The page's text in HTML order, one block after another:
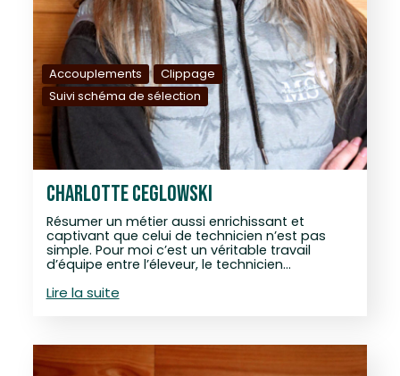
Accouplements
Clippage
Suivi schéma de sélection
CHARLOTTE CEGLOWSKI
Résumer un métier aussi enrichissant et
captivant que celui de technicien n’est pas
simple. Pour moi c’est un véritable travail
d’équipe entre l’éleveur, le technicien…
Lire la suite